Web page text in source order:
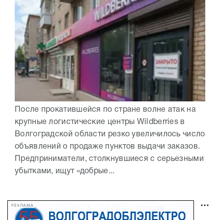
После прокатившейся по стране волне атак на
крупные логистические центры Wildberries в
Волгоградской области резко увеличилось число
объявлений о продаже пунктов выдачи заказов.
Предприниматели, столкнувшиеся с серьезными
убытками, ищут «добрые...
РЕКЛАМА